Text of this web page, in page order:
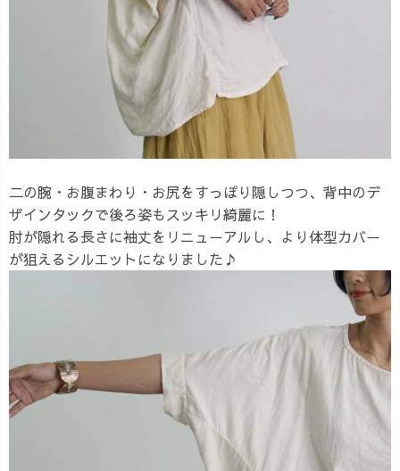
二の腕・お腹まわり・お尻をすっぽり隠しつつ、背中のデ
ザインタックで後ろ姿もスッキリ綺麗に！
肘が隠れる長さに袖丈をリニューアルし、より体型カバー
が狙えるシルエットになりました♪